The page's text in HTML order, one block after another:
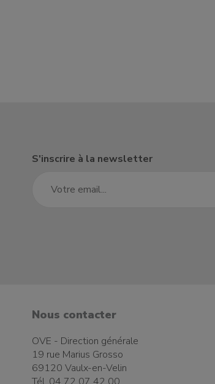
S'inscrire à la newsletter
Nous contacter
OVE - Direction générale
19 rue Marius Grosso
69120 Vaulx-en-Velin